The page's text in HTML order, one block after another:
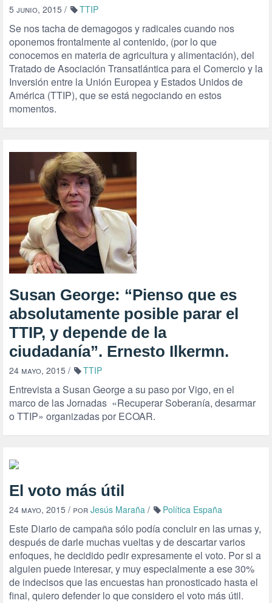
5 junio, 2015 / TTIP
Se nos tacha de demagogos y radicales cuando nos
oponemos frontalmente al contenido, (por lo que
conocemos en materia de agricultura y alimentación), del
Tratado de Asociación Transatlántica para el Comercio y la
Inversión entre la Unión Europea y Estados Unidos de
América (TTIP), que se está negociando en estos
momentos.
Susan George: “Pienso que es
absolutamente posible parar el
TTIP, y depende de la
ciudadanía”. Ernesto Ilkermn.
24 mayo, 2015 / TTIP
Entrevista a Susan George a su paso por Vigo, en el
marco de las Jornadas «Recuperar Soberanía, desarmar
o TTIP» organizadas por ECOAR.
El voto más útil
24 mayo, 2015 / por Jesús Maraña / Política España
Este Diario de campaña sólo podía concluir en las urnas y,
después de darle muchas vueltas y de descartar varios
enfoques, he decidido pedir expresamente el voto. Por si a
alguien puede interesar, y muy especialmente a ese 30%
de indecisos que las encuestas han pronosticado hasta el
final, quiero defender lo que considero el voto más útil.